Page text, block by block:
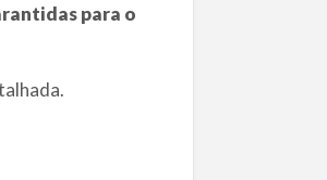
para o